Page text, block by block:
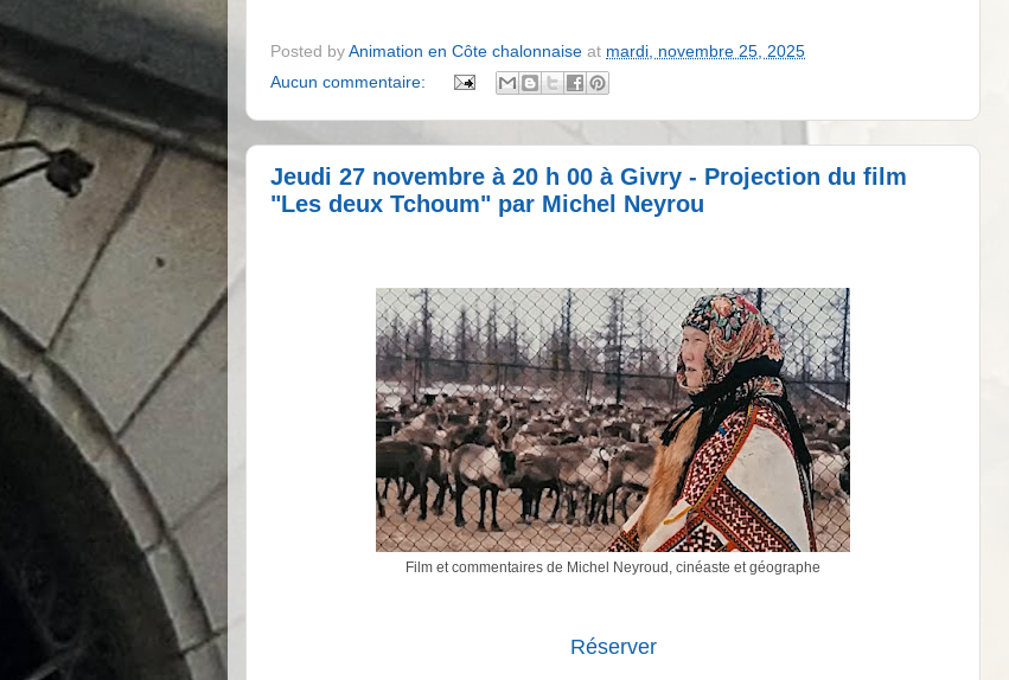
Posted by Animation en Côte chalonnaise at mardi, novembre 25, 2025
Aucun commentaire:
Jeudi 27 novembre à 20 h 00 à Givry - Projection du film
"Les deux Tchoum" par Michel Neyrou
Film et commentaires de Michel Neyroud, cinéaste et géographe
Réserver